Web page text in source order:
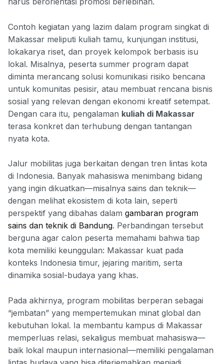
Contoh kegiatan yang lazim dalam program singkat di
Makassar meliputi kuliah tamu, kunjungan institusi,
lokakarya riset, dan proyek kelompok berbasis isu
lokal. Misalnya, peserta summer program dapat
diminta merancang solusi komunikasi risiko bencana
untuk komunitas pesisir, atau membuat rencana bisnis
sosial yang relevan dengan ekonomi kreatif setempat.
Dengan cara itu, pengalaman kuliah di Makassar
terasa konkret dan terhubung dengan tantangan
nyata kota.
Jalur mobilitas juga berkaitan dengan tren lintas kota
di Indonesia. Banyak mahasiswa menimbang bidang
yang ingin dikuatkan—misalnya sains dan teknik—
dengan melihat ekosistem di kota lain, seperti
perspektif yang dibahas dalam gambaran program
sains dan teknik di Bandung. Perbandingan tersebut
berguna agar calon peserta memahami bahwa tiap
kota memiliki keunggulan: Makassar kuat pada
konteks Indonesia timur, jejaring maritim, serta
dinamika sosial-budaya yang khas.
Pada akhirnya, program mobilitas berperan sebagai
“jembatan” yang mempertemukan minat global dan
kebutuhan lokal. Ia membantu kampus di Makassar
memperluas relasi, sekaligus membuat mahasiswa—
baik lokal maupun internasional—memiliki pengalaman